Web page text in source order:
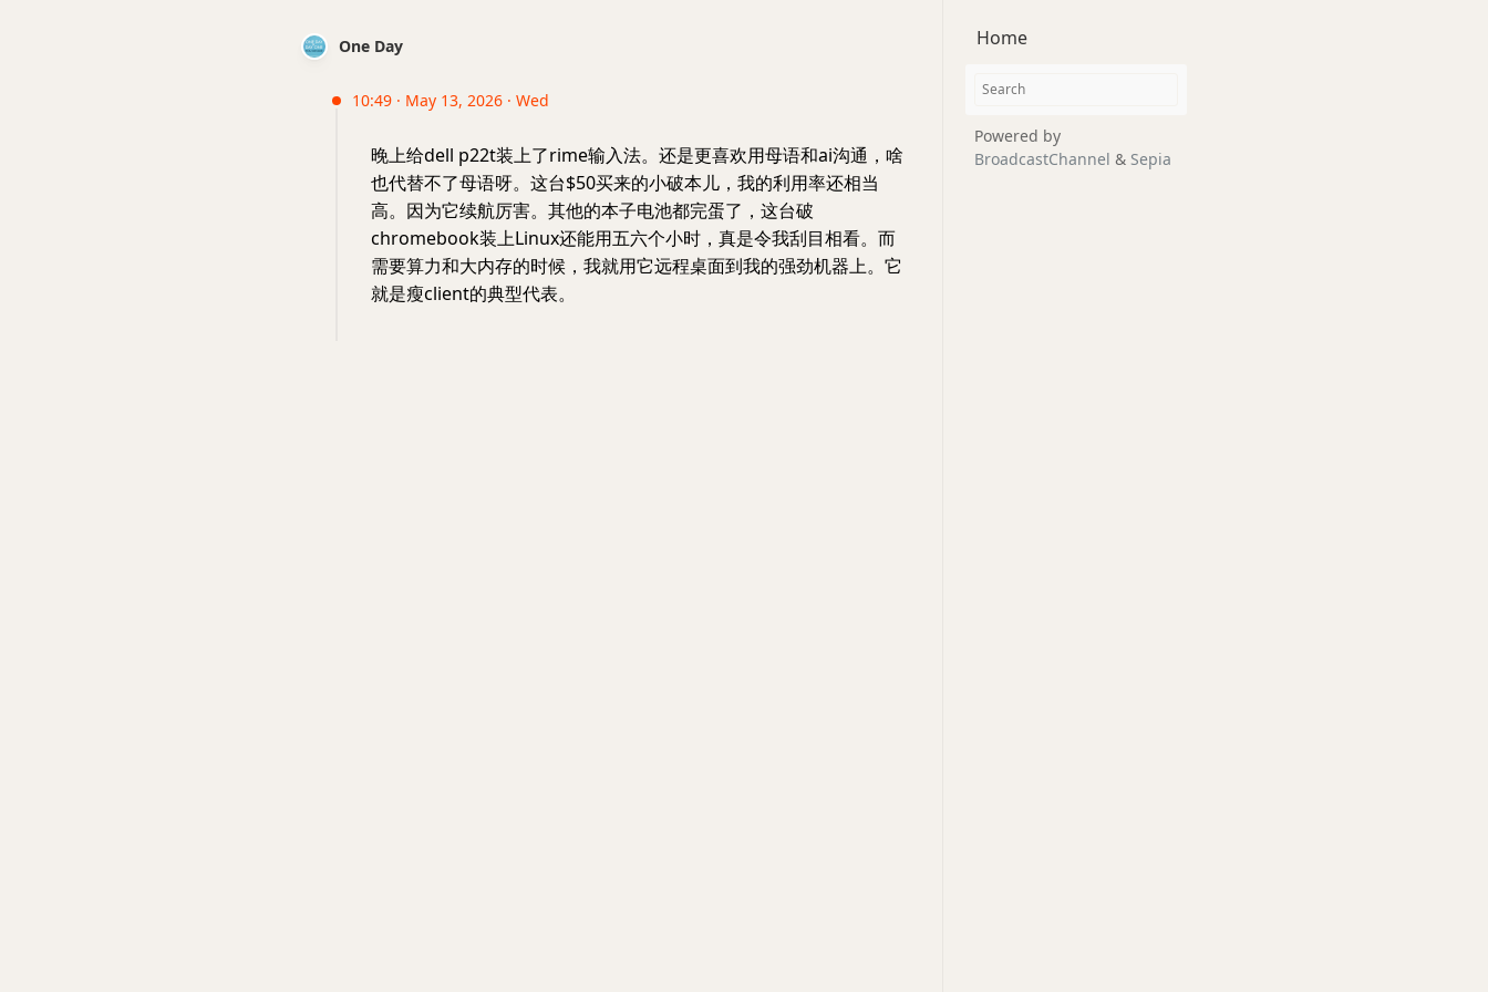
One Day
10:49 · May 13, 2026 · Wed
晚上给dell p22t装上了rime输入法。还是更喜欢用母语和ai沟通，啥
也代替不了母语呀。这台$50买来的小破本儿，我的利用率还相当
高。因为它续航厉害。其他的本子电池都完蛋了，这台破
chromebook装上Linux还能用五六个小时，真是令我刮目相看。而
需要算力和大内存的时候，我就用它远程桌面到我的强劲机器上。它
就是瘦client的典型代表。
Home
Powered by
BroadcastChannel & Sepia